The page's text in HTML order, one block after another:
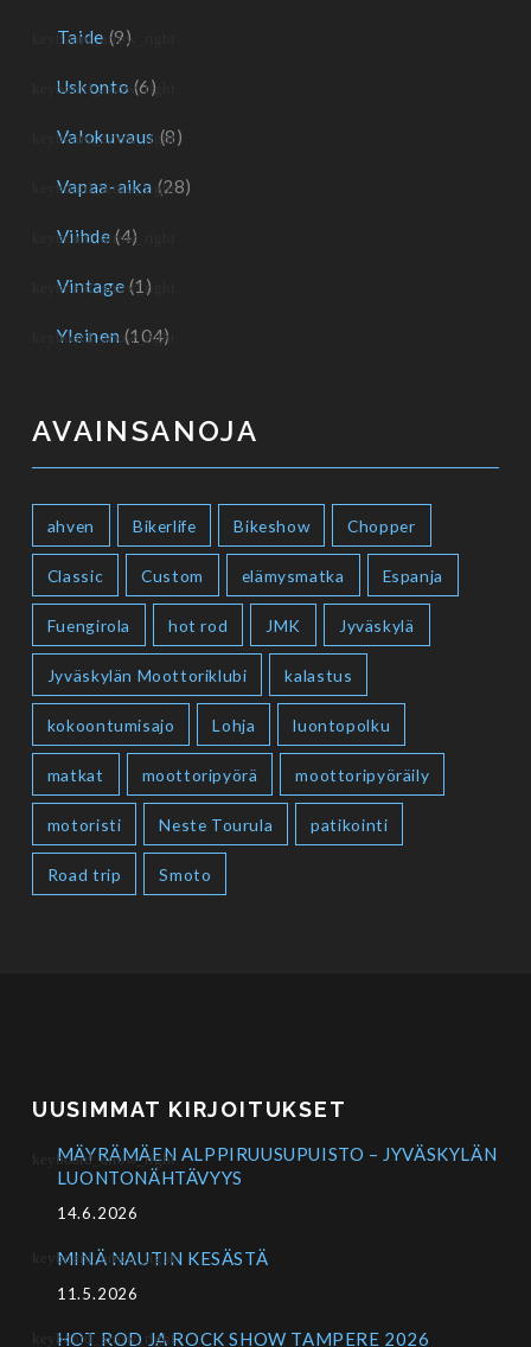
Taide (9)
Uskonto (6)
Valokuvaus (8)
Vapaa-aika (28)
Viihde (4)
Vintage (1)
Yleinen (104)
AVAINSANOJA
ahven Bikerlife Bikeshow Chopper
Classic Custom elämysmatka Espanja
Fuengirola hot rod JMK Jyväskylä
Jyväskylän Moottoriklubi kalastus
kokoontumisajo Lohja luontopolku
matkat moottoripyörä moottoripyöräily
motoristi Neste Tourula patikointi
Road trip Smoto
UUSIMMAT KIRJOITUKSET
MÄYRÄMÄEN ALPPIRUUSUPUISTO – JYVÄSKYLÄN
LUONTONÄHTÄVYYS
14.6.2026
MINÄ NAUTIN KESÄSTÄ
11.5.2026
HOT ROD JA ROCK SHOW TAMPERE 2026